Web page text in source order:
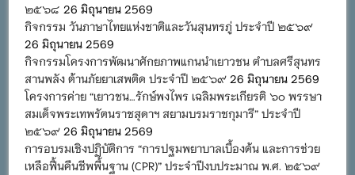
๒๕๖๘ 26 มิถุนายน 2569
กิจกรรม วันภาษาไทยแห่งชาติและวันสุนทรภู่ ประจำปี ๒๕๖๙
26 มิถุนายน 2569
กิจกรรมโครงการพัฒนาศักยภาพแกนนำเยาวชน ตำบลศรีสุนทร
สานพลัง ต้านภัยยาเสพติด ประจำปี ๒๕๖๙ 26 มิถุนายน 2569
โครงการค่าย “เยาวชน…รักษ์พงไพร เฉลิมพระเกียรติ ๖๐ พรรษา
สมเด็จพระเทพรัตนราชสุดาฯ สยามบรมราชกุมารี” ประจำปี
๒๕๖๙ 26 มิถุนายน 2569
การอบรมเชิงปฏิบัติการ “การปฐมพยาบาลเบื้องต้น และการช่วย
เหลือฟื้นคืนชีพพื้นฐาน (CPR)” ประจำปีงบประมาณ พ.ศ. ๒๕๖๙